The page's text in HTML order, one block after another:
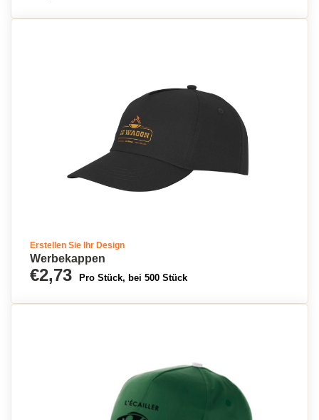
Erstellen Sie Ihr Design
Werbekappen
€2,73 Pro Stück, bei 500 Stück